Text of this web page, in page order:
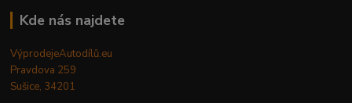
Kde nás najdete
VýprodejeAutodílů.eu
Pravdova 259
Sušice, 34201